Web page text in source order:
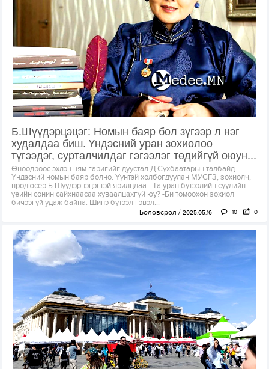
Б.Шүүдэрцэцэг: Номын баяр бол зүгээр л нэг
худалдаа биш. Үндэсний уран зохиолоо
түгээдэг, сурталчилдаг гэгээлэг төдийгүй оюун...
Өнөөдрөөс эхлэн ням гаригийг дуустал Д.Сүхбаатарын талбайд
Үндэсний номын баяр болно. Үүнтэй холбогдуулан МУСГЗ, зохиолч,
продюсер Б.Шүүдэрцэцэгтэй ярилцлаа. -Та уран бүтээлийн сүүлийн
үеийн сонин сайхнаасаа хуваалцахгүй юу? -Би томоохон зохиол
бичээгүй удаж байна. Шинэ бүтээл гэвэл...
Боловсрол 2025.05.16 10 0